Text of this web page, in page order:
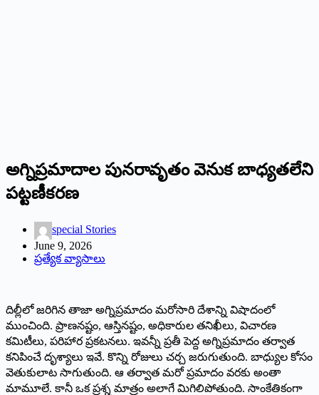
అగ్నిప్రమాదాల పునరావృతం వెనుక బాధ్యతలేని
పట్టణీకరణ
special Stories
June 9, 2026
ప్రత్యేక వ్యాసాలు
దిల్లీలో జరిగిన తాజా అగ్నిప్రమాదం మరోసారి దేశాన్ని విషాదంలో
ముంచింది. ప్రాణనష్టం, ఆస్తినష్టం, అధికారుల తనిఖీలు, విచారణ
కమిటీలు, పరిహార ప్రకటనలు. ఇవన్నీ ప్రతీ పెద్ద అగ్నిప్రమాదం తర్వాత
కనిపించే దృశ్యాలు ఇవే. కొన్ని రోజులు చర్చ జరుగుతుంది. బాధ్యుల కోసం
వెతుకులాట సాగుతుంది. ఆ తర్వాత మరో ప్రమాదం వరకు అంతా
మామూలే. కానీ ఒక ప్రశ్న మాత్రం అలాగే మిగిలిపోతుంది. సాంకేతికంగా